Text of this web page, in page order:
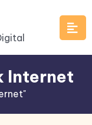
Internet